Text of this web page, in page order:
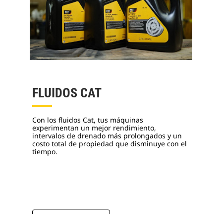
FLUIDOS CAT
Con los fluidos Cat, tus máquinas
experimentan un mejor rendimiento,
intervalos de drenado más prolongados y un
costo total de propiedad que disminuye con el
tiempo.